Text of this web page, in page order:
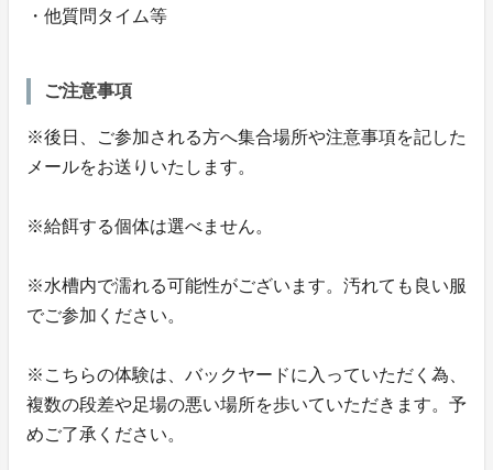
・他質問タイム等
ご注意事項
※後日、ご参加される方へ集合場所や注意事項を記した
メールをお送りいたします。
※給餌する個体は選べません。
※水槽内で濡れる可能性がございます。汚れても良い服
でご参加ください。
※こちらの体験は、バックヤードに入っていただく為、
複数の段差や足場の悪い場所を歩いていただきます。予
めご了承ください。